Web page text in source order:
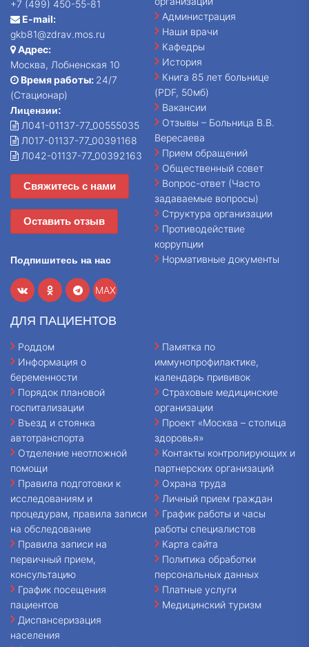
+7 (499) 450-55-81
E-mail:
gkb81@zdrav.mos.ru
Адрес:
Москва, Лобненская 10
Время работы: 24/7
(Стационар)
Лицензии:
Л041-01137-77_00555035
Л017-01137-77_00391168
Л042-01137-77_00392163
Свяжитесь с нами
Оставить отзыв
Подпишитесь на нас
MAX
Администрация
Наши врачи
Кафедры
История
Книга 85 лет больнице
(PDF, 50мб)
Вакансии
Отзывы – Больница В.В.
Вересаева
Прием обращений
Общественный совет
Вопрос-ответ (Часто
задаваемые вопросы)
Структура организации
Противодействие
коррупции
Нормативные документы
ДЛЯ ПАЦИЕНТОВ
Роддом
Информация о
беременности
Порядок плановой
госпитализации
Въезд и стоянка
автотранспорта
Отделение неотложной
помощи
Правила подготовки к
исследованиям и
процедурам, правила записи
на обследование
Правила записи на
первичный прием,
консультацию
График посещения
пациентов
Диспансеризация
населения
Памятка по
иммунопрофилактике,
календарь прививок
Страховые медицинские
организации
Проект «Москва – столица
здоровья»
Контакты контролирующих и
партнерских организаций
Охрана труда
Личный прием граждан
График работы и часы
работы специалистов
Карта сайта
Политика обработки
персональных данных
Платные услуги
Медицинский туризм